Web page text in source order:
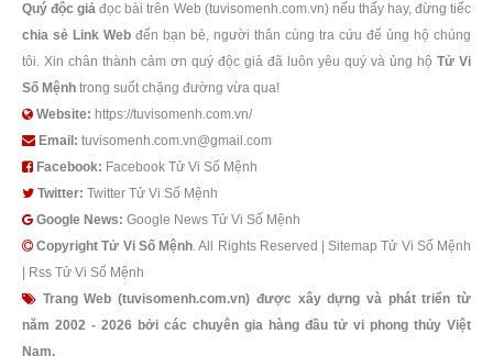
Quý độc giả đọc bài trên Web (tuvisomenh.com.vn) nếu thấy hay, đừng tiếc
chia sẻ Link Web đến bạn bè, người thân cùng tra cứu để ủng hộ chúng
tôi. Xin chân thành cảm ơn quý độc giả đã luôn yêu quý và ủng hộ Tử Vi
Số Mệnh trong suốt chặng đường vừa qua!
Website: https://tuvisomenh.com.vn/
Email: tuvisomenh.com.vn@gmail.com
Facebook: Facebook Tử Vi Số Mệnh
Twitter: Twitter Tử Vi Số Mệnh
Google News: Google News Tử Vi Số Mệnh
Copyright Tử Vi Số Mệnh. All Rights Reserved |Sitemap Tử Vi Số Mệnh
Rss Tử Vi Số Mệnh
Trang Web (tuvisomenh.com.vn) được xây dựng và phát triển từ
năm 2002 - 2026 bởi các chuyên gia hàng đầu tử vi phong thủy Việt
Nam.